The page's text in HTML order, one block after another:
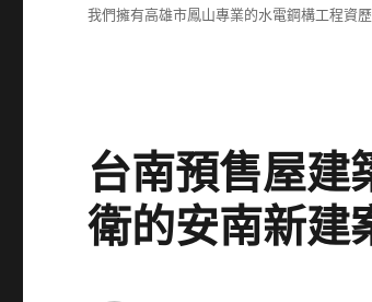
我們擁有高雄市鳳山專業的水電鋼構工程資
台南預售屋建
衛的安南新建